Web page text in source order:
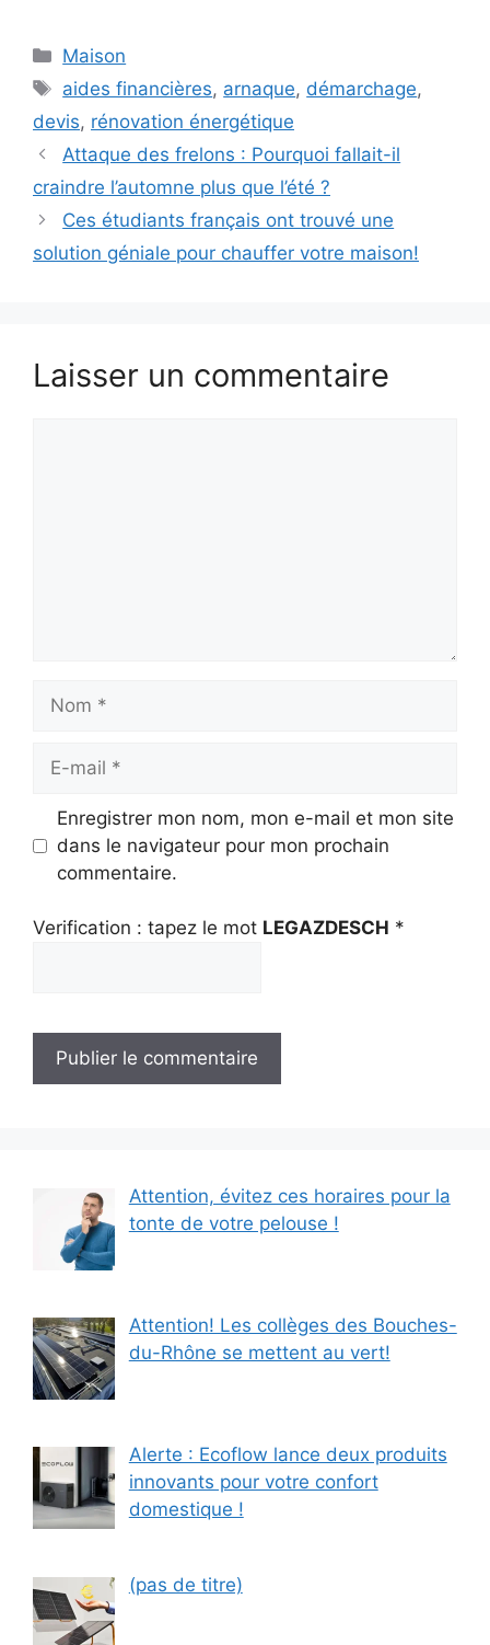
Catégories
Maison
Étiquettes
aides financières, arnaque, démarchage,
devis, rénovation énergétique
Attaque des frelons : Pourquoi fallait-il
craindre l’automne plus que l’été ?
Ces étudiants français ont trouvé une
solution géniale pour chauffer votre maison!
Laisser un commentaire
mail
Enregistrer mon nom, mon e-mail et mon site
dans le navigateur pour mon prochain
commentaire.
Verification : tapez le mot LEGAZDESCH *
Attention, évitez ces horaires pour la
tonte de votre pelouse !
Attention! Les collèges des Bouches-
du-Rhône se mettent au vert!
Alerte : Ecoflow lance deux produits
innovants pour votre confort
domestique !
(pas de titre)Article